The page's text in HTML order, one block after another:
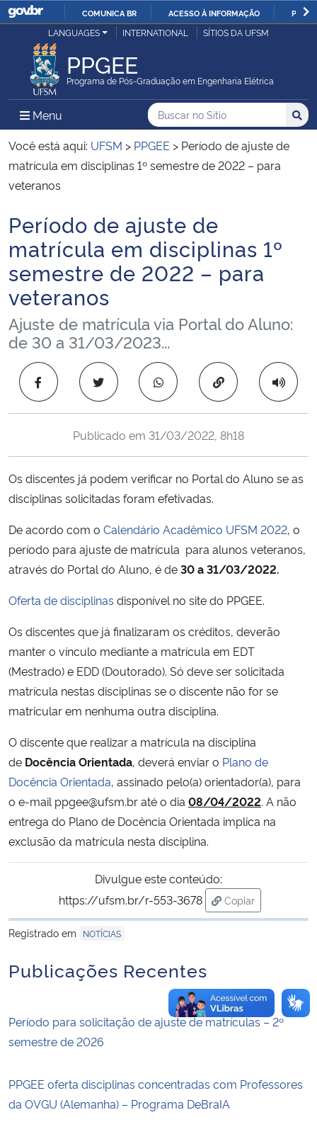
IR
COMUNICA BR ACESSO À INFORMAÇÃO
Ministério da Justiça e Segurança Pública
Ministério da Defesa
Ministério das Relações Exteriores
Ministério da Economia
Ministério da Infraestrutura
Ministério da Agricultura, Pecuária e Abastecimento
Ministério da Educação
Ministério da Cidadania
Ministério da Saúde
Ministério de Minas e Energia
Ministério da Ciência, Tecnologia, Inovações e Comunicações
Ministério do Meio Ambiente
Ministério do Desenvolvimento Regional
Ministério da Mulher, da Família e dos Direitos Humanos
Secretaria-Geral
Secretaria de Governo
Gabinete de Segurança Institucional
Advocacia-Geral da União
Banco Central do Brasil
LANGUAGES INTERNATIONAL SÍTIOS DA UFSM
PPGEE
Programa de Pós-Graduação em Engenharia Elétrica
Menu Menu Principal do Sítio
Busca
Buscar no no Sítio
Busca:
Você está aqui: UFSM > PPGEE > Período de ajuste de
matrícula em disciplinas 1º semestre de 2022 – para
veteranos
Início do conteúdo
Período de ajuste de
matrícula em disciplinas 1º
semestre de 2022 – para
veteranos
Ajuste de matrícula via Portal do Aluno:
de 30 a 31/03/2023...
Copiar para área
Publicado em 31/03/2022, 8h18
Os discentes já podem verificar no Portal do Aluno se as
disciplinas solicitadas foram efetivadas.
De acordo com o Calendário Acadêmico UFSM 2022, o
período para ajuste de matrícula para alunos veteranos,
através do Portal do Aluno, é de30 a 31/03/2022.
Oferta de disciplinas disponível no site do PPGEE.
Os discentes que já finalizaram os créditos, deverão
manter o vínculo mediante a matrícula em EDT
(Mestrado) e EDD (Doutorado). Só deve ser solicitada
matrícula nestas disciplinas se o discente não for se
matricular em nenhuma outra disciplina.
O discente que realizar a matrícula na disciplina
de Docência Orientada, deverá enviar o Plano de
Docência Orientada, assinado pelo(a) orientador(a), para
o e-mail ppgee@ufsm.br até o dia 08/04/2022. A não
entrega do Plano de Docência Orientada implica na
exclusão da matrícula nesta disciplina.
Divulgue este conteúdo:
https://ufsm.br/r-553-3678
Copiar
para área de
Registrado em
NOTÍCIAS
Publicações Recentes
Período para solicitação de ajuste de matrículas – 2º
semestre de 2026
PPGEE oferta disciplinas concentradas com Professores
da OVGU (Alemanha) – Programa DeBraIA